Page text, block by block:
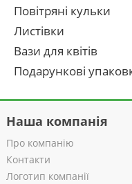
Повітряні кульки
Листівки
Вази для квітів
Подарункові
Наша компанія
Про компанію
Контакти
Логотип компанії